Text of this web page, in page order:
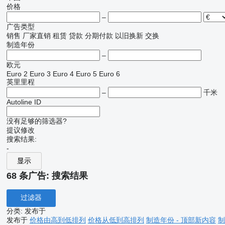
价格
–
广告类型
销售 厂家直销 租赁 贷款 分期付款 以旧换新 交换
制造年份
–
欧元
Euro 2 Euro 3 Euro 4 Euro 5 Euro 6
英里里程
–
千米
Autoline ID
没有足够的筛选器?
提议修改
搜索结果:
-
显示
68 条广告: 搜索结果
过滤器
分类: 发布于
发布于 价格由高到低排列 价格从低到高排列 制造年份 - 顶部新内容